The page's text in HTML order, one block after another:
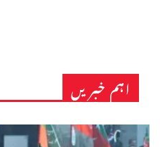
اہم خبریں